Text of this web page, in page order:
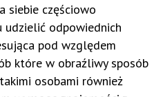
siebie częściowo
udzielić odpowiednich
pod względem
które w obraźliwy sposób
osobami również